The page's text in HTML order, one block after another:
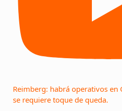
Reimberg: habrá operativos
se requiere toque de queda.